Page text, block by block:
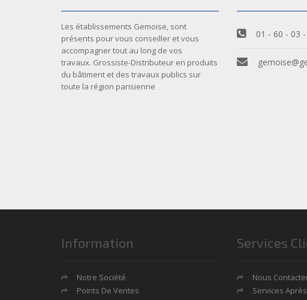
Les établissements Gemoise, sont
présents pour vous conseiller et vous
accompagner tout au long de vos
travaux. Grossiste-Distributeur en produits
du bâtiment et des travaux publics sur
toute la région parisienne
01 - 60 - 03
Information
Notre Société
Points De Ventes
Services
Nous
Services